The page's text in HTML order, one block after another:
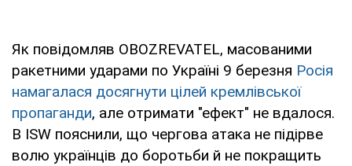
Як повідомляв OBOZREVATEL, масованими
ракетними ударами по Україні 9 березня Росія
намагалася досягнути цілей кремлівської
пропаганди, але отримати "ефект" не вдалося.
В ISW пояснили, що чергова атака не підірве
волю українців до боротьби й не покращить